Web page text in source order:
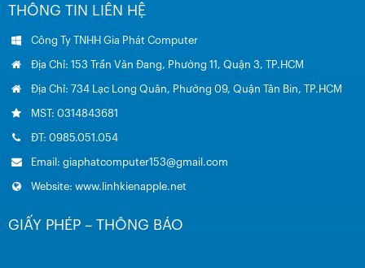
THÔNG TIN LIÊN HỆ
Công Ty TNHH Gia Phát Computer
Địa Chỉ: 153 Trần Văn Đang, Phường 11, Quận 3, TP.HCM
Địa Chỉ: 734 Lạc Long Quân, Phường 09, Quận Tân Bin, TP.HCM
MST: 0314843681
ĐT: 0985.051.054
Email: giaphatcomputer153@gmail.com
Website: www.linhkienapple.net
GIẤY PHÉP – THÔNG BÁO